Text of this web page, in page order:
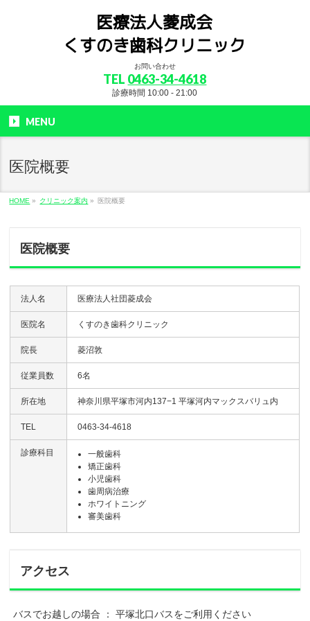
お問い合わせ
TEL 0463-34-4618
診療時間 10:00 - 21:00
MENU
医院概要
HOME » クリニック案内 » 医院概要
医院概要
法人名 医療法人社団菱成会
医院名 くすのき歯科クリニック
院長 菱沼敦
従業員数 6名
所在地 神奈川県平塚市河内137−1 平塚河内マックスバリュ内
TEL 0463-34-4618
診療科目
一般歯科
矯正歯科
小児歯科
歯周病治療
ホワイトニング
審美歯科
アクセス
バスでお越しの場合 ： 平塚北口バスをご利用ください